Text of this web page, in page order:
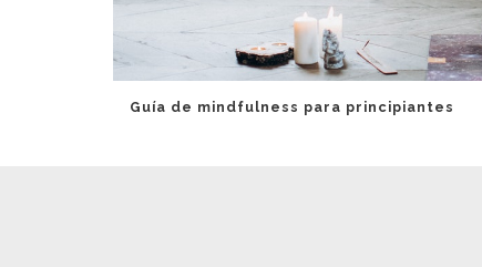
Guía de mindfulness para principiantes